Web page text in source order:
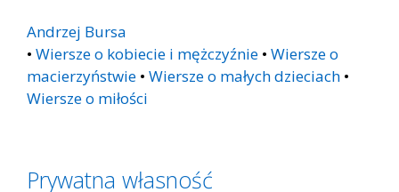
Andrzej Bursa
• Wiersze o kobiecie i mężczyźnie • Wiersze o
macierzyństwie • Wiersze o małych dzieciach •
Wiersze o miłości
Prywatna własność